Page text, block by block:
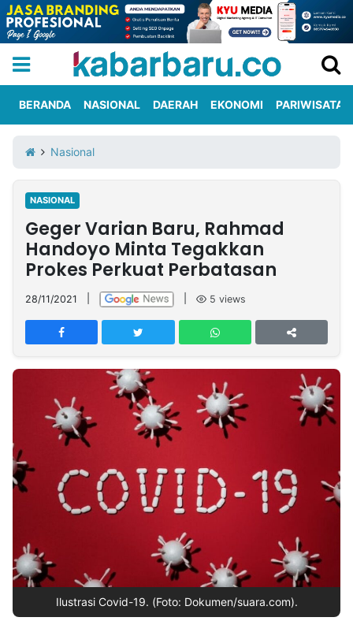
Iklan
Berita
Kami
Nasional
International
Olahraga
Entertainment
Daerah
Pariwisata
Kuliner
Kolom
Network
PT
TREETAN
INDONESIA
Partner
Insight
NTB
Suara
Time
Lens
IDN
Daily
Jogja
Jalan
Rakyat
Idealita
News
Kita
Notice
Dinamikapost.com
Radar
Baru
Seedbacklink
BERANDA NASIONAL DAERAH EKONOMI PARIWISATA
Nasional
NASIONAL
Geger Varian Baru, Rahmad
Handoyo Minta Tegakkan
Prokes Perkuat Perbatasan
28/11/2021 5 views
Ilustrasi Covid-19. (Foto: Dokumen/suara.com).